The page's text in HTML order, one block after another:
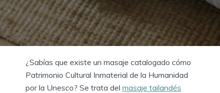
¿Sabías que existe un masaje catalogado cómo
Patrimonio Cultural Inmaterial de la Humanidad
por la Unesco? Se trata del masaje tailandés